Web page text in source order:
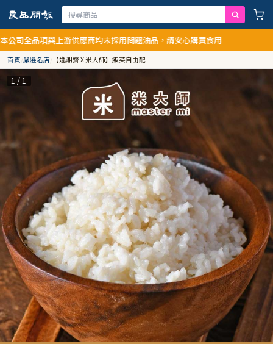
項與上游供應商均未採用問題油品，請安心購買食用
首頁/嚴選名店/ 【逸湘齋 X 米大師】飯菜自由配
1 / 1